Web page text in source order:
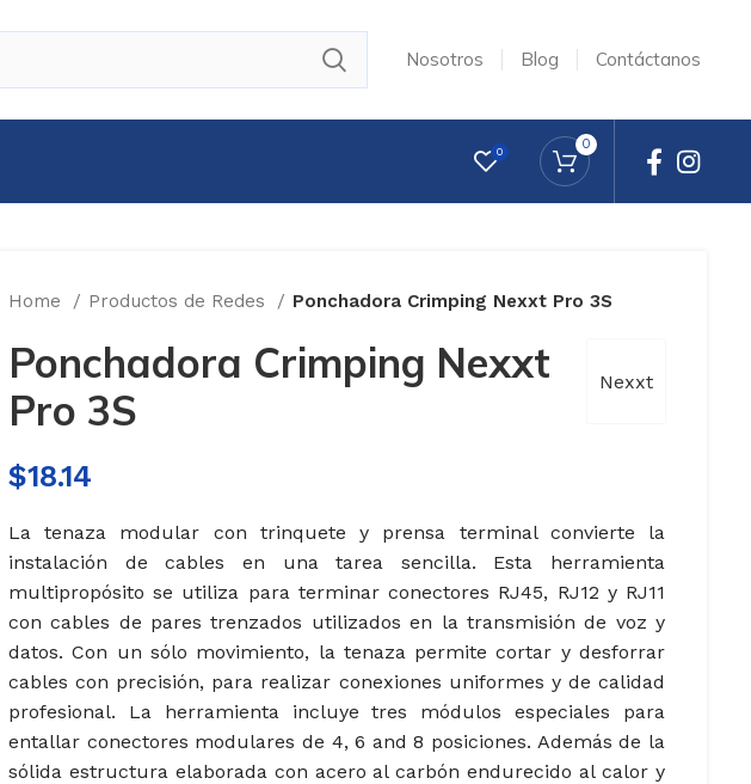
Nosotros Blog Contáctanos
0 0
Home Productos de Redes Ponchadora Crimping Nexxt Pro 3S
Nexxt
Ponchadora Crimping Nexxt
Pro 3S
$18.14
La tenaza modular con trinquete y prensa terminal convierte la
instalación de cables en una tarea sencilla. Esta herramienta
multipropósito se utiliza para terminar conectores RJ45, RJ12 y RJ11
con cables de pares trenzados utilizados en la transmisión de voz y
datos. Con un sólo movimiento, la tenaza permite cortar y desforrar
cables con precisión, para realizar conexiones uniformes y de calidad
profesional. La herramienta incluye tres módulos especiales para
entallar conectores modulares de 4, 6 and 8 posiciones. Además de la
sólida estructura elaborada con acero al carbón endurecido al calor y